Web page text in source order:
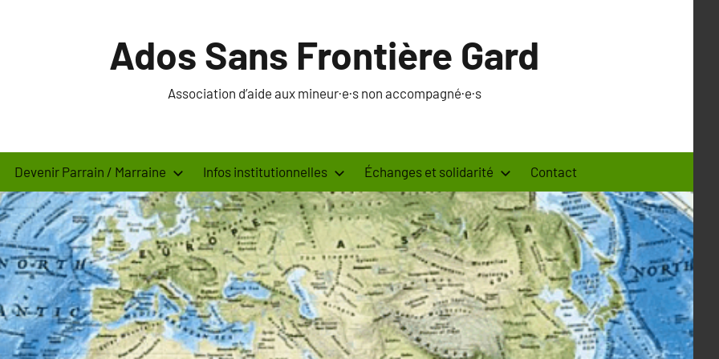
Ados Sans Frontière Gard
Association d’aide aux mineur·e·s non accompagné·e·s
Devenir Parrain / Marraine Infos institutionnelles Échanges et solidarité Contact